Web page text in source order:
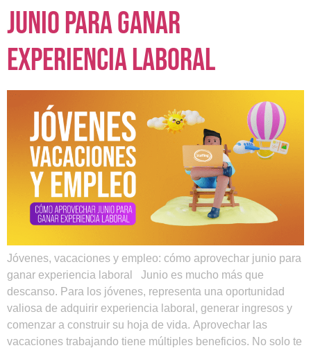
junio para ganar
experiencia laboral
Jóvenes, vacaciones y empleo: cómo aprovechar junio para
ganar experiencia laboral Junio es mucho más que
descanso. Para los jóvenes, representa una oportunidad
valiosa de adquirir experiencia laboral, generar ingresos y
comenzar a construir su hoja de vida. Aprovechar las
vacaciones trabajando tiene múltiples beneficios. No solo te